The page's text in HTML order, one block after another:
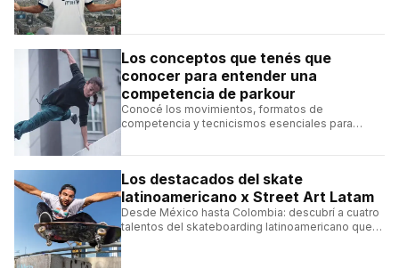
Los conceptos que tenés que
conocer para entender una
competencia de parkour
Conocé los movimientos, formatos de
competencia y tecnicismos esenciales para
Los destacados del skate
latinoamericano x Street Art Latam
Desde México hasta Colombia: descubrí a cuatro
talentos del skateboarding latinoamericano que